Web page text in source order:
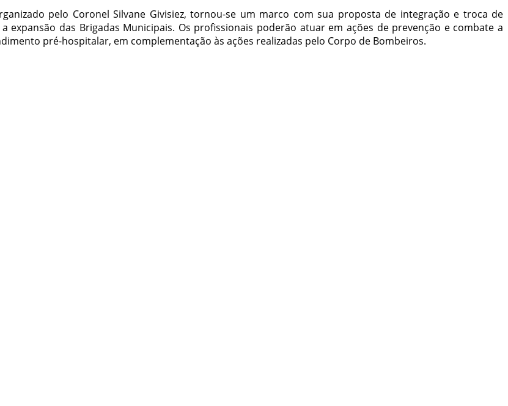
pelo Coronel Silvane Givisiez, tornou-se um marco com sua proposta de integração e troca de
das Brigadas Municipais. Os profissionais poderão atuar em ações de prevenção e combate a
pré-hospitalar, em complementação às ações realizadas pelo Corpo de Bombeiros.